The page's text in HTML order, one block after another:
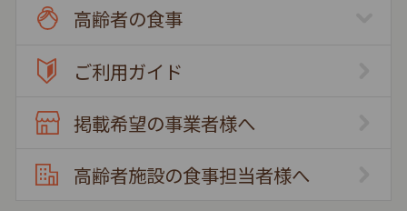
高齢者の食事
ご利用ガイド
掲載希望の事業者様へ
高齢者施設の食事担当者様へ